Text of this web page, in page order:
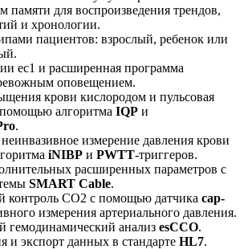
памяти для воспроизведения трендов,
и хронологии.
пациентов: взрослый, ребенок или
ес1 и расширенная программа
оповещением.
крови кислородом и пульсовая
алгоритма IQP и
.
измерение давления крови
iNIBP и PWTT-триггеров.
расширенных параметров с
SMART Cable.
контроль CO2 с помощью датчика cap-
измерения артериального давления.
гемодинамический анализ esCCO.
и экспорт данных в стандарте HL7.